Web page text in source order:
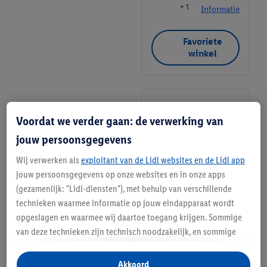
+ 1 Informatie
Favoriete
winkel
Lidl
Bezaanjachtplein
+ 1 Informatie
Favoriete
winkel
Voordat we verder gaan: de verwerking van
jouw persoonsgegevens
Wij verwerken als exploitant van de Lidl websites en de Lidl app
jouw persoonsgegevens op onze websites en in onze apps
(gezamenlijk: "Lidl-diensten"), met behulp van verschillende
technieken waarmee informatie op jouw eindapparaat wordt
opgeslagen en waarmee wij daartoe toegang krijgen. Sommige
van deze technieken zijn technisch noodzakelijk, en sommige
opslaan van voorkeursinstellingen, het verzamelen en
Akkoord